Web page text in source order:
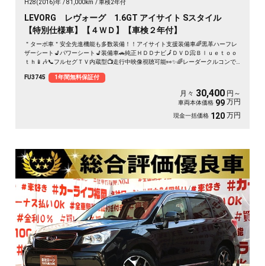
H28(2016)年 81,000km 車検2年付
LEVORG レヴォーグ 1.6GT アイサイト Sスタイル
【特別仕様車】【４ＷＤ】【車検２年付】
＂ターボ車＂安全先進機能も多数装備！！アイサイト支援装備車🌈黒革ハーフレ
ザーシート💺パワーシート💺装備車🚗純正ＨＤＤナビ🗾ＤＶＤ📀Ｂｌｕｅｔｏｏ
ｔｈ📱🎶📞フルセグＴＶ内蔵型📺走行中映像視聴可能👀✨🌈レーダークルコンで
保🔦
FU3745 1年間無料保証付
月々 30,400 円～
車両本体価格 99 万円
現金一括価格 120 万円